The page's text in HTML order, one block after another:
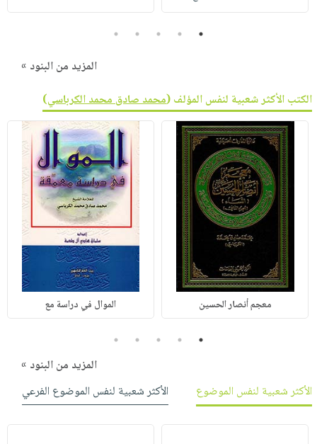
1
2
3
4
5
المزيد من البنود »
الكتب الأكثر شعبية لنفس المؤلف (محمد صادق محمد الكرباسي)
معجم أنصار الحسين الموال في دراسة مع
1
2
3
4
5
المزيد من البنود »
الأكثر شعبية لنفس الموضوع
الأكثر شعبية لنفس الموضوع الفرعي